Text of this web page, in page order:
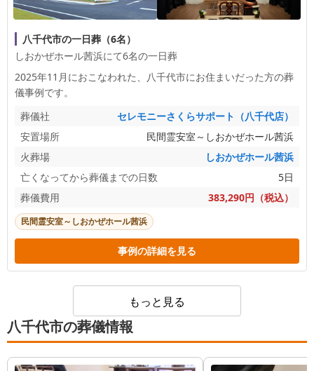
八千代市の一日葬（6名）
しおかぜホール茜浜にて6名の一日葬
2025年11月におこなわれた、
八千代市にお住まいだった方の葬
儀事例です。
葬儀社
セレモニーさくらサポート（八千代店）
安置場所
民間霊安室～しおかぜホール茜浜
火葬場
しおかぜホール茜浜
亡くなってから葬儀までの日数
5日
葬儀費用
383,290円（税込）
民間霊安室～しおかぜホール茜浜
事例の詳細を見る
もっと見る
八千代市の葬儀情報